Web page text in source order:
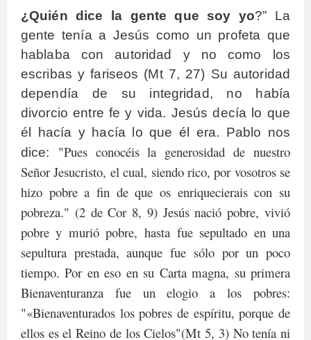
¿Quién dice la gente que soy yo?” La
gente tenía a Jesús como un profeta que
hablaba con autoridad y no como los
escribas y fariseos (Mt 7, 27) Su autoridad
dependía de su integridad, no había
divorcio entre fe y vida. Jesús decía lo que
él hacía y hacía lo que él era. Pablo nos
dice: "Pues conocéis la generosidad de nuestro
Señor Jesucristo, el cual, siendo rico, por vosotros se
hizo pobre a fin de que os enriquecierais con su
pobreza." (2 de Cor 8, 9) Jesús nació pobre, vivió
pobre y murió pobre, hasta fue sepultado en una
sepultura prestada, aunque fue sólo por un poco
tiempo. Por en eso en su Carta magna, su primera
Bienaventuranza fue un elogio a los pobres:
"«Bienaventurados los pobres de espíritu, porque de
ellos es el Reino de los Cielos"(Mt 5, 3) No tenía ni